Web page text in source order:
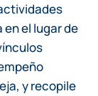
el lugar de
y recopile